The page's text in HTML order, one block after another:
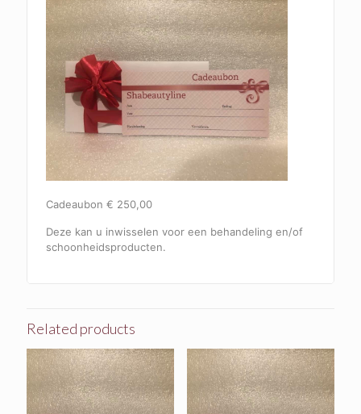
Cadeaubon € 250,00
Deze kan u inwisselen voor een behandeling en/of
schoonheidsproducten.
Related products